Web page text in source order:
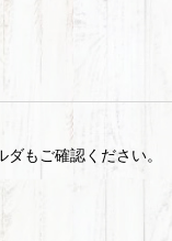
もご確認ください。